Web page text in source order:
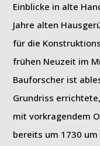
Einblicke in alte
Jahre alten
für die
frühen Neuzeit im
Bauforscher ist
Grundriss
mit vorkragendem
bereits um 1730